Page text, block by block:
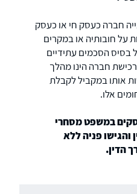
חברה כעסק חי או כעסק
על חובותיה או במקרים
הסכמים עתידיים
חברה הינו מהלך
אותו במקביל לקבלת
אלו.
במשפט מסחרי
והגישו פניה ללא
הדין.